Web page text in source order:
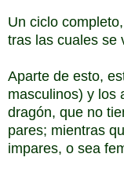
Un ciclo
tras las cuales se
Aparte de esto,
masculinos) y los
dragón, que no
pares; mientras
impares, o sea